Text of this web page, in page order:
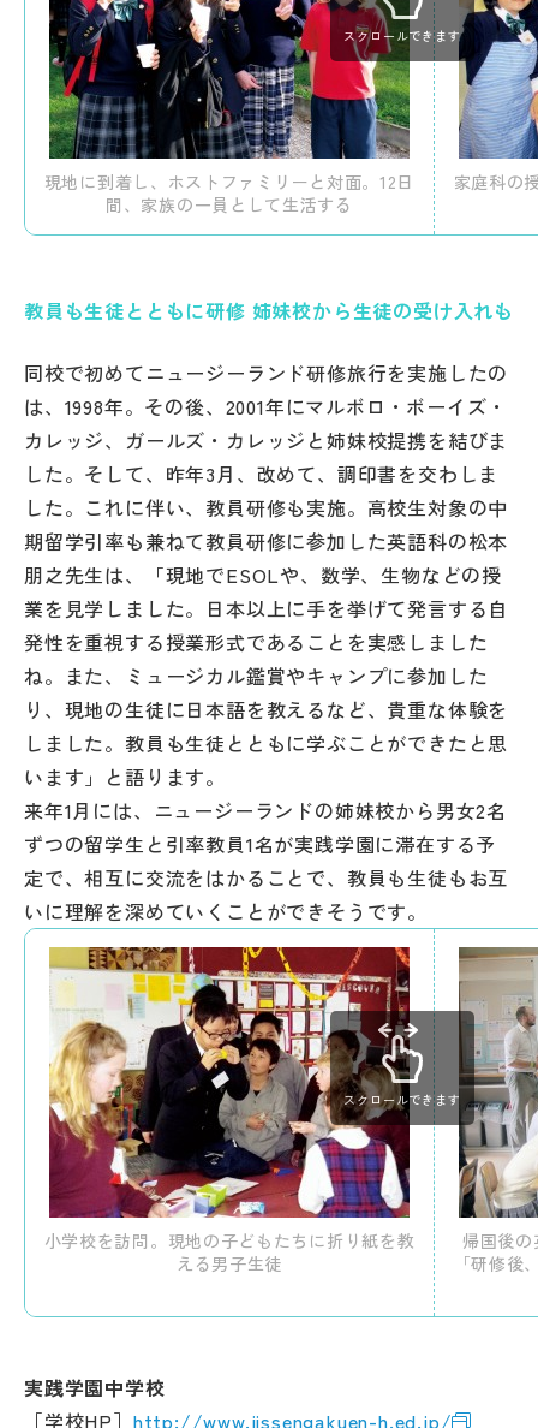
現地に到着し、ホストファミリーと対面。12日
間、家族の一員として生活する
家庭科の
スクロールできます
教員も生徒とともに研修 姉妹校から生徒の受け入れも
同校で初めてニュージーランド研修旅行を実施したの
は、1998年。その後、2001年にマルボロ・ボーイズ・
カレッジ、ガールズ・カレッジと姉妹校提携を結びま
した。そして、昨年3月、改めて、調印書を交わしま
した。これに伴い、教員研修も実施。高校生対象の中
期留学引率も兼ねて教員研修に参加した英語科の松本
朋之先生は、「現地でESOLや、数学、生物などの授
業を見学しました。日本以上に手を挙げて発言する自
発性を重視する授業形式であることを実感しました
ね。また、ミュージカル鑑賞やキャンプに参加した
り、現地の生徒に日本語を教えるなど、貴重な体験を
しました。教員も生徒とともに学ぶことができたと思
います」と語ります。
来年1月には、ニュージーランドの姉妹校から男女2名
ずつの留学生と引率教員1名が実践学園に滞在する予
定で、相互に交流をはかることで、教員も生徒もお互
いに理解を深めていくことができそうです。
小学校を訪問。現地の子どもたちに折り紙を教
える男子生徒
帰国後
「研修
スクロールできます
実践学園中学校
［学校HP］ http://www.jissengakuen-h.ed.jp/